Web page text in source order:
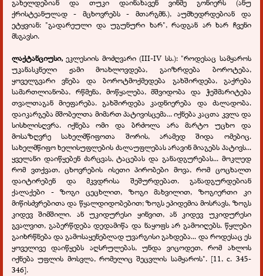
გახელდებიან და თუკი დაინახავენ ვინმე გონიერს (ანუ
ქრისტეანულად - მცხოვრებს - მთარგმნ.), აუმხედრდებიან და
ეტყვიან: "გადარეული და უგუნური ხარ", რადგან არ ხარ ჩვენი
მსგავსი.
ლაქტანციუსი, ეკლესიის მოძღვარი (III-IV სს.): "როდესაც სამყაროს
უკანასკნელი ჟამი მოახლოვდება, გაიზრდება ბოროტება,
ყოველგვარი ვნება და ბოროტმოქმედება გახშირდება, გაქრება
სამართლიანობა, რწმენა, მოწყალება, მშვიდობა და ჭეშმარიტება
თვალთაგან მიეფარება. გახშირდება კადნიერება და ძალადობა.
დაიკარგება მშობელთა მიმართ პატივისცემა... იქნება კაცთა კვლა და
სისხლისღვრა. იქნება ომი და ბრძოლა არა მარტო უცხო და
მოსაზღვრე სახელმწიფოთა შორის, არამედ შიდა ომებიც.
სახელმწიფო ხელისუფლების ძალაუფლებას არავინ მიაგებს პატივს...
ყველანი დაიწყებენ ძარცვას, ტაცებას და განადგურებას... მოკლედ
რომ ვთქვათ, ცხოვრების ისეთი პირობები მოვა, რომ ცოცხალთ
დაიტირებენ და მკვდრისა შეშურდებათ. განადგურდებიან
ქალაქები - ზოგი ცეცხლით, ზოგი მახვილით, ზოგიერთი კი
მიწისძვრებითა და წყალდიდობებით; ზოგს ეპიდემია მოსრავს, ზოგს
კიდევ შიმშილი. ან უკიდურესი ყინვით, ან კიდევ უკიდურესი
გვალვით, გაბერწდება დედამიწა და ნაყოფს არ გამოიღებს. წყლები
გაიხრწნება და გამოსაყენებლად უვარგისი გახდება... და როდესაც ეს
ყოველივე დაიწყებს აღსრულებას, უნდა ვიცოდეთ, რომ ახლოს
იქნება უფლის მოსვლა, რომელიც შეცვლის სამყაროს". [11, с. 345-
346].